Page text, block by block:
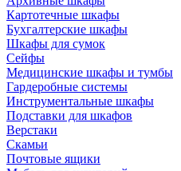
Картотечные шкафы
Бухгалтерские шкафы
Шкафы для сумок
Сейфы
Медицинские шкафы и тумбы
Гардеробные системы
Инструментальные шкафы
Подставки для шкафов
Верстаки
Скамьи
Почтовые ящики